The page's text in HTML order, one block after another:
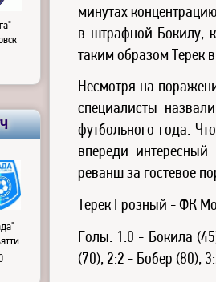
минутах
в штрафной Бокилу,
таким образом Терек
Несмотря на
специалисты
футбольного года.
впереди
реванш за гостевое
Терек Грозный - ФК
Голы: 1:0 - Бокила
(70), 2:2 - Бобер (80),